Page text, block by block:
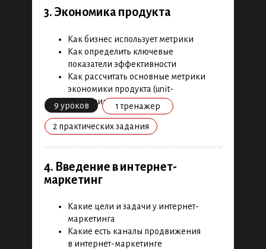
Какие цели и задачи у интернет-
маркетинга
Какие есть каналы продвижения
в интернет-маркетинге
4. Введение в интернет-
маркетинг
Как бизнес использует метрики
Как определить ключевые
показатели эффективности
Как рассчитать основные метрики
экономики продукта (unit-
экономики)
3. Экономика продукта
9 уроков 1 тренажер
2 практических задания
415 видео- и интерактивных уроков,
50 практических кейсов и
2. Анализ продукта
Как разобраться в новой теме
Как найти время на обучение
1. Эффективное обучение
6 уроков
Скачать полную версию в
PDF